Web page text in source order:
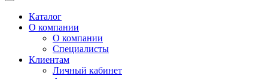
Каталог
О компании
О компании
Специалисты
Клиентам
Личный кабинет